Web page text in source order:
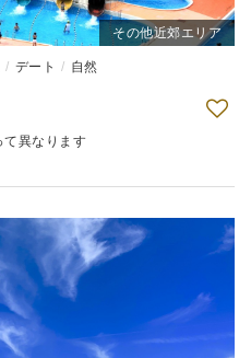
その他近郊エリア
デート 自然
異なります